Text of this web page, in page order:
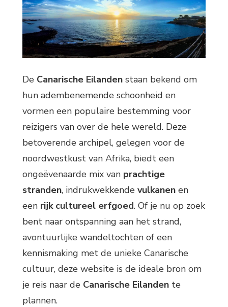
De Canarische Eilanden staan bekend om
hun adembenemende schoonheid en
vormen een populaire bestemming voor
reizigers van over de hele wereld. Deze
betoverende archipel, gelegen voor de
noordwestkust van Afrika, biedt een
ongeëvenaarde mix van prachtige
stranden, indrukwekkende vulkanen en
een rijk cultureel erfgoed. Of je nu op zoek
bent naar ontspanning aan het strand,
avontuurlijke wandeltochten of een
kennismaking met de unieke Canarische
cultuur, deze website is de ideale bron om
je reis naar de Canarische Eilanden te
plannen.